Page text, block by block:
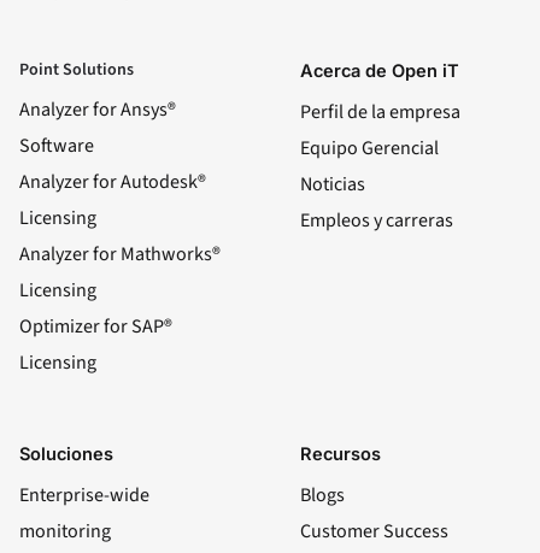
Point Solutions
Analyzer for Ansys®
Software
Analyzer for Autodesk®
Licensing
Analyzer for Mathworks®
Licensing
Optimizer for SAP®
Licensing
Acerca de Open iT
Perfil de la empresa
Equipo Gerencial
Noticias
Empleos y carreras
Soluciones
Enterprise-wide
monitoring
Recursos
Blogs
Customer Success